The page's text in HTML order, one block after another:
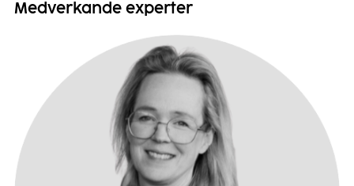
Medverkande experter